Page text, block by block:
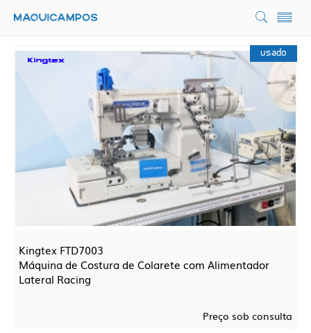
usado
Kingtex FTD7003
Máquina de Costura de Colarete com Alimentador
Lateral Racing
Preço sob consulta